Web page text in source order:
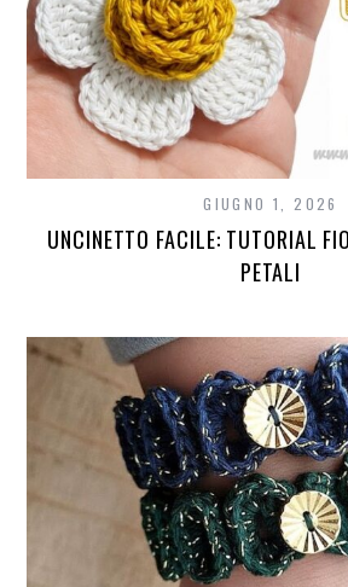
GIUGNO 1, 2026
UNCINETTO FACILE: TUTORIAL
PETALI